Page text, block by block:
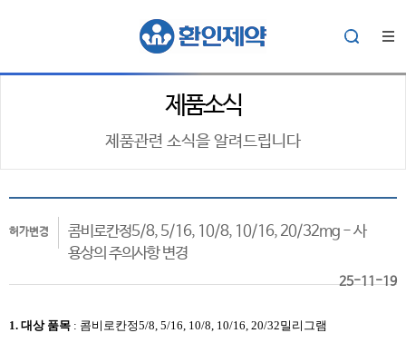
제품소식
제품관련 소식을 알려드립니다
허가변경
콤비로칸정5/8, 5/16, 10/8, 10/16, 20/32mg - 사
용상의 주의사항 변경
25-11-19
1. 대상품목 : 콤비로칸정5/8, 5/16, 10/8, 10/16, 20/32밀리그램